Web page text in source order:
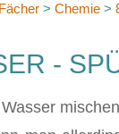
Fächer > Chemie >
-